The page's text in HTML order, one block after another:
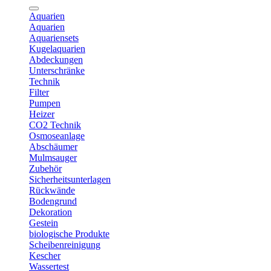
Aquarien
Aquarien
Aquariensets
Kugelaquarien
Abdeckungen
Unterschränke
Technik
Filter
Pumpen
Heizer
CO2 Technik
Osmoseanlage
Abschäumer
Mulmsauger
Zubehör
Sicherheitsunterlagen
Rückwände
Bodengrund
Dekoration
Gestein
biologische Produkte
Scheibenreinigung
Kescher
Wassertest